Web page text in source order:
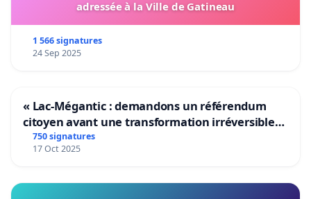
adressée à la Ville de Gatineau
1 566 signatures
24 Sep 2025
« Lac-Mégantic : demandons un référendum
citoyen avant une transformation irréversible
de notre territoire »
750 signatures
17 Oct 2025